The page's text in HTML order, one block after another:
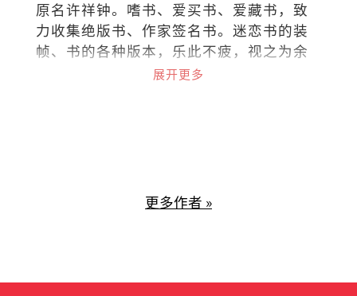
原名许祥钟。嗜书、爱买书、爱藏书，致
力收集绝版书、作家签名书。迷恋书的装
帧、书的各种版本，乐此不疲，视之为余
展开更多
更多作者 »